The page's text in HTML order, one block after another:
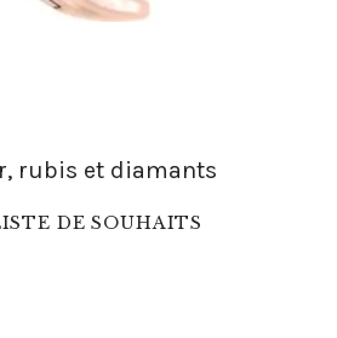
rubis et diamants
DE SOUHAITS